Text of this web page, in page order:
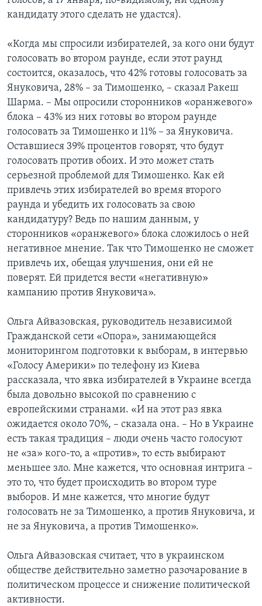
кандидату этого сделать не удастся).
«Когда мы спросили избирателей, за кого они будут
голосовать во втором раунде, если этот раунд
состоится, оказалось, что 42% готовы голосовать за
Януковича, 28% – за Тимошенко, – сказал Ракеш
Шарма. – Мы опросили сторонников «оранжевого»
блока – 43% из них готовы во втором раунде
голосовать за Тимошенко и 11% – за Януковича.
Оставшиеся 39% процентов говорят, что будут
голосовать против обоих. И это может стать
серьезной проблемой для Тимошенко. Как ей
привлечь этих избирателей во время второго
раунда и убедить их голосовать за свою
кандидатуру? Ведь по нашим данным, у
сторонников «оранжевого» блока сложилось о ней
негативное мнение. Так что Тимошенко не сможет
привлечь их, обещая улучшения, они ей не
поверят. Ей придется вести «негативную»
кампанию против Януковича».
Ольга Айвазовская, руководитель независимой
Гражданской сети «Опора», занимающейся
мониторингом подготовки к выборам, в интервью
«Голосу Америки» по телефону из Киева
рассказала, что явка избирателей в Украине всегда
была довольно высокой по сравнению с
европейскими странами. «И на этот раз явка
ожидается около 70%, – сказала она. – Но в Украине
есть такая традиция – люди очень часто голосуют
не «за» кого-то, а «против», то есть выбирают
меньшее зло. Мне кажется, что основная интрига –
это то, что будет происходить во втором туре
выборов. И мне кажется, что многие будут
голосовать не за Тимошенко, а против Януковича, и
не за Януковича, а против Тимошенко».
Ольга Айвазовская считает, что в украинском
обществе действительно заметно разочарование в
политическом процессе и снижение политической
активности.